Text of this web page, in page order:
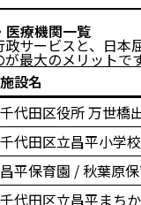
医療機関一覧
サービスと、日本
最大のメリットで
施設名
千代田区役所 万世橋
千代田区立昌平小学校
昌平保育園 / 秋葉原
千代田区立昌平まち